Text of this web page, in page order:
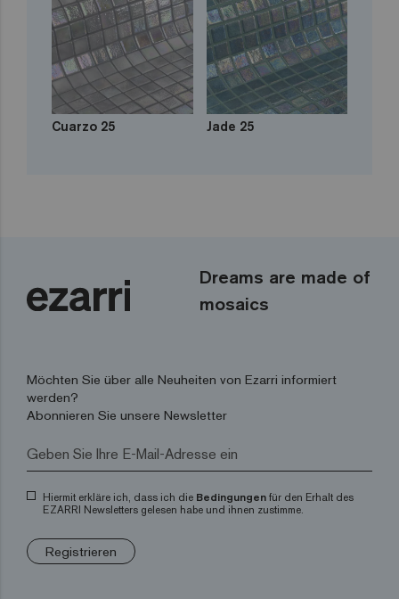
Cuarzo 25 Jade 25
Dreams are made of
mosaics
Möchten Sie über alle Neuheiten von Ezarri informiert
werden?
Abonnieren Sie unsere Newsletter
Hiermit erkläre ich, dass ich die Bedingungen für den Erhalt des
EZARRI Newsletters gelesen habe und ihnen zustimme.
Registrieren